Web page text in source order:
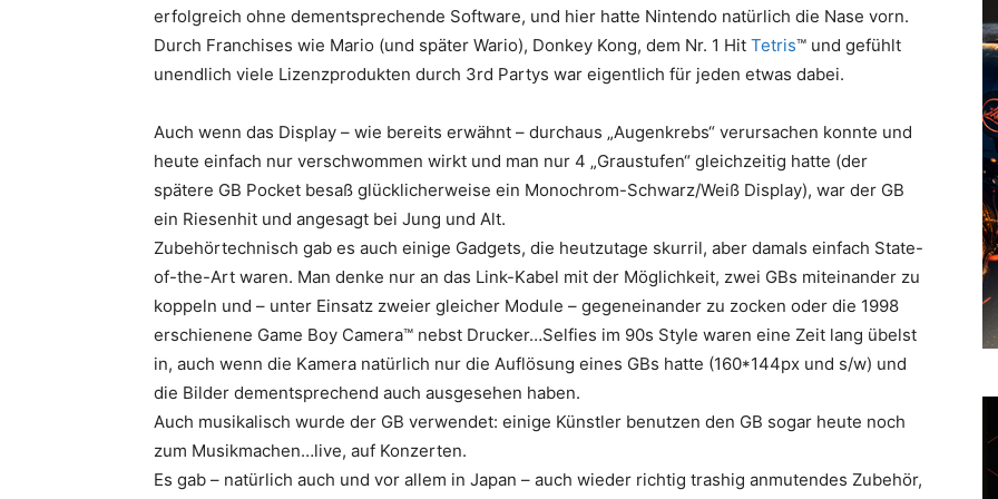
erfolgreich ohne dementsprechende Software, und hier hatte Nintendo natürlich die Nase vorn.
Durch Franchises wie Mario (und später Wario), Donkey Kong, dem Nr. 1 Hit Tetris™ und gefühlt
unendlich viele Lizenzprodukten durch 3rd Partys war eigentlich für jeden etwas dabei.
Auch wenn das Display – wie bereits erwähnt – durchaus „Augenkrebs“ verursachen konnte und
heute einfach nur verschwommen wirkt und man nur 4 „Graustufen“ gleichzeitig hatte (der
spätere GB Pocket besaß glücklicherweise ein Monochrom-Schwarz/Weiß Display), war der GB
ein Riesenhit und angesagt bei Jung und Alt.
Zubehörtechnisch gab es auch einige Gadgets, die heutzutage skurril, aber damals einfach State-
of-the-Art waren. Man denke nur an das Link-Kabel mit der Möglichkeit, zwei GBs miteinander zu
koppeln und – unter Einsatz zweier gleicher Module – gegeneinander zu zocken oder die 1998
erschienene Game Boy Camera™ nebst Drucker…Selfies im 90s Style waren eine Zeit lang übelst
in, auch wenn die Kamera natürlich nur die Auflösung eines GBs hatte (160*144px und s/w) und
die Bilder dementsprechend auch ausgesehen haben.
Auch musikalisch wurde der GB verwendet: einige Künstler benutzen den GB sogar heute noch
zum Musikmachen…live, auf Konzerten.
Es gab – natürlich auch und vor allem in Japan – auch wieder richtig trashig anmutendes Zubehör,